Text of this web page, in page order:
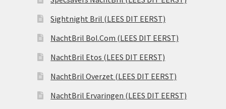
Sightnight Bril (LEES DIT EERST)
NachtBril Bol.Com (LEES DIT EERST)
NachtBril Etos (LEES DIT EERST)
NachtBril Overzet (LEES DIT EERST)
NachtBril Ervaringen (LEES DIT EERST)